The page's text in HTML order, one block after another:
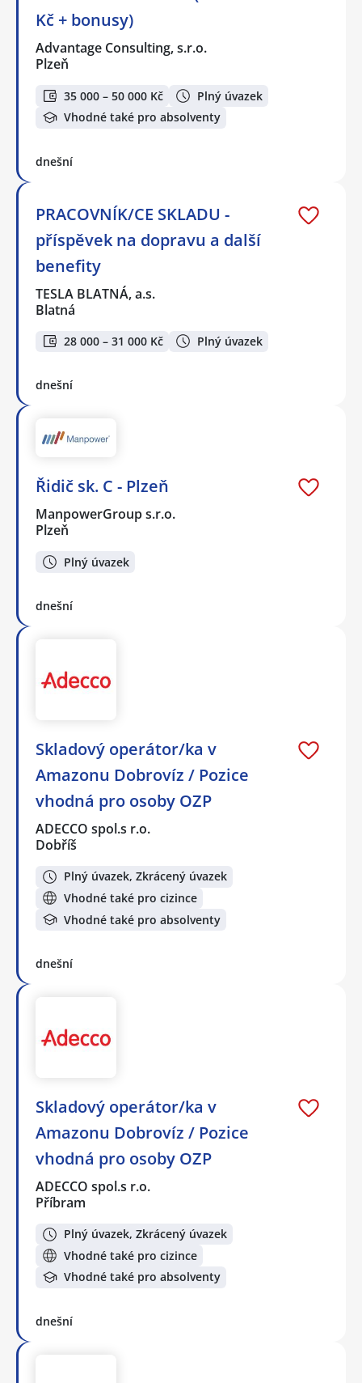
Kč + bonusy)
Advantage Consulting, s.r.o.
Plzeň
35 000 – 50 000 Kč
Plný úvazek
Vhodné také pro absolventy
dnešní
PRACOVNÍK/CE SKLADU -
příspěvek na dopravu a další
benefity
TESLA BLATNÁ, a.s.
Blatná
28 000 – 31 000 Kč Plný úvazek
dnešní
Řidič sk. C - Plzeň
ManpowerGroup s.r.o.
Plzeň
Plný úvazek
dnešní
Skladový operátor/ka v
Amazonu Dobrovíz / Pozice
vhodná pro osoby OZP
ADECCO spol.s r.o.
Dobříš
Plný úvazek, Zkrácený úvazek
Vhodné také pro cizince
Vhodné také pro absolventy
dnešní
Skladový operátor/ka v
Amazonu Dobrovíz / Pozice
vhodná pro osoby OZP
ADECCO spol.s r.o.
Příbram
Plný úvazek, Zkrácený úvazek
Vhodné také pro cizince
Vhodné také pro absolventy
dnešní